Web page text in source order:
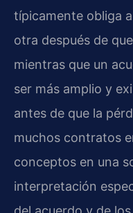
típicamente obliga
otra después de
mientras que un
ser más amplio y
antes de que la
muchos contratos
conceptos en una
interpretación